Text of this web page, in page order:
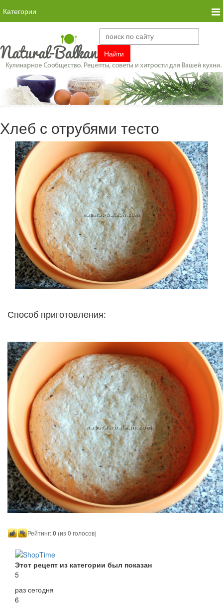
Категории
Хлеб с отрубями тесто
Способ приготовления:
Рейтинг:0 (из 0 голосов)
Этот рецепт из категории был показан
5
раз сегодня
6